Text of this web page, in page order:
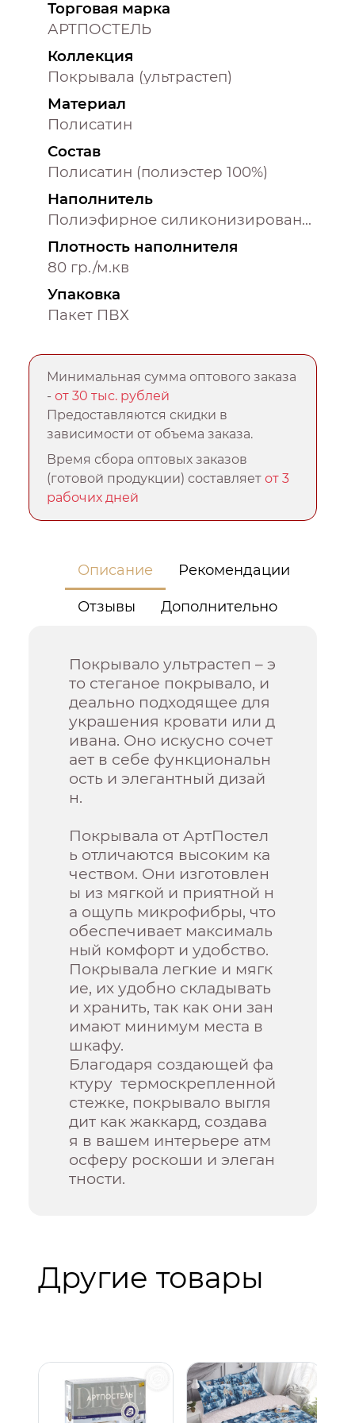
Торговая марка
АРТПОСТЕЛЬ
Коллекция
Покрывала (ультрастеп)
Материал
Полисатин
Состав
Полисатин (полиэстер 100%)
Наполнитель
Полиэфирное силиконизированное волокно (100% полиэстер)
Плотность наполнителя
80 гр./м.кв
Упаковка
Пакет ПВХ
Минимальная сумма оптового заказа
-от 30 тыс. рублей
Предоставляются скидки в
зависимости от объема заказа.
Время сбора оптовых заказов
(готовой продукции) составляетот 3
рабочих дней
Описание Рекомендации
Отзывы Дополнительно
Покрывало ультрастеп – э
то стеганое покрывало, и
деально подходящее для
украшения кровати или д
ивана. Оно искусно сочет
ает в себе функциональн
ость и элегантный дизай
н.
Покрывала от АртПостел
ь отличаются высоким ка
чеством. Они изготовлен
ы из мягкой и приятной н
а ощупь микрофибры, что
обеспечивает максималь
ный комфорт и удобство.
Покрывала легкие и мягк
ие, их удобно складывать
и хранить, так как они зан
имают минимум места в
шкафу.
Благодаря создающей фа
ктуру термоскрепленной
стежке, покрывало выгля
дит как жаккард, создава
я в вашем интерьере атм
осферу роскоши и элеган
тности.
Другие товары